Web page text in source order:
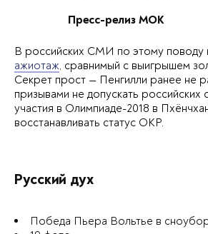
Пресс-релиз МОК
В российских СМИ по этому поводу
ажиотаж, сравнимый с выигрышем
Секрет прост — Пенгилли ранее не
призывами не допускать российских
участия в Олимпиаде-2018 в
восстанавливать статус ОКР.
Русский дух
Победа Пьера Вольтье в